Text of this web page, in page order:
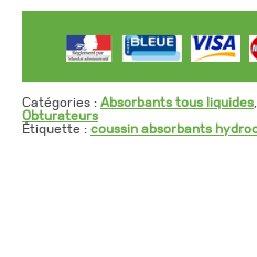
Catégories : Absorbants tous liquides
Obturateurs
Étiquette : coussin absorbants